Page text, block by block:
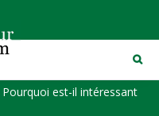
Pourquoi est-il intéressant